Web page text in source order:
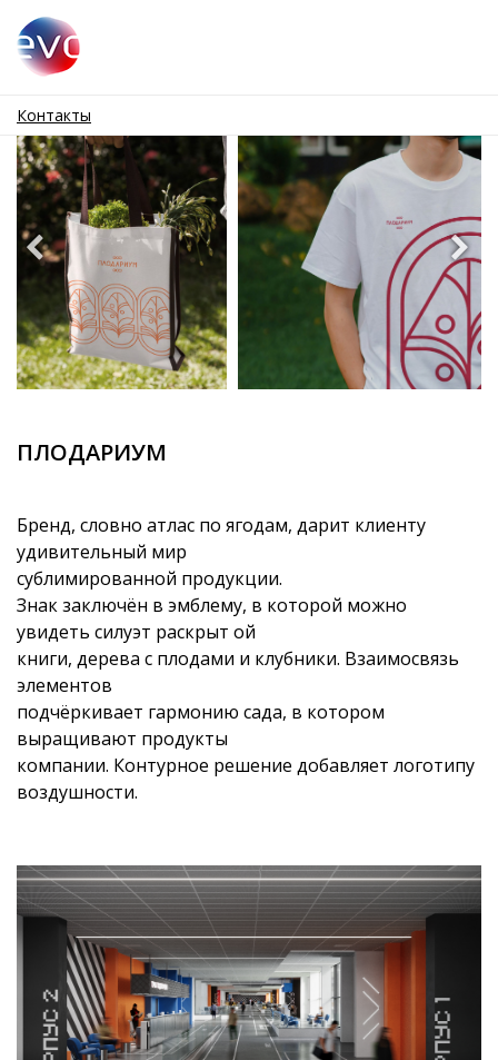
Контакты
ПЛОДАРИУМ
Бренд, словно атлас по ягодам, дарит клиенту
удивительный мир
сублимированной продукции.
Знак заключён в эмблему, в которой можно
увидеть силуэт раскрыт ой
книги, дерева с плодами и клубники. Взаимосвязь
элементов
подчёркивает гармонию сада, в котором
выращивают продукты
компании. Контурное решение добавляет логотипу
воздушности.